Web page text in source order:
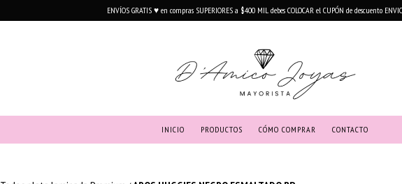
ENVÍOS GRATIS ♥ en compras SUPERIORES a $400 MIL debes COLOCAR el CUPÓN de descuento
INICIO PRODUCTOS CÓMO COMPRAR CONTACTO